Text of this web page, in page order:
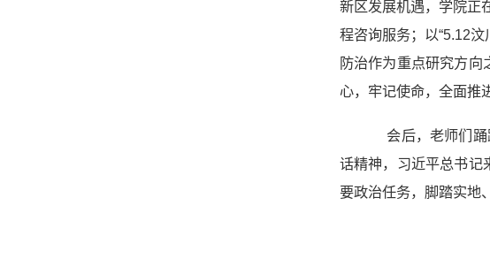
新区发展机遇，学院正
程咨询服务；以“5.12
防治作为重点研究方
心，牢记使命，全面推
会后，老师们踊
话精神，习近平总书记
要政治任务，脚踏实地